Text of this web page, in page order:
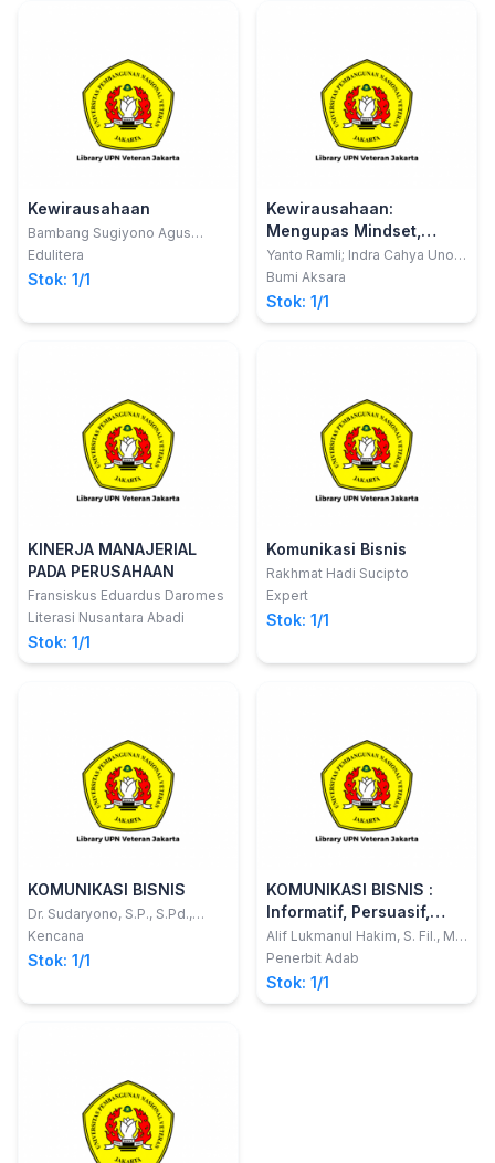
Kewirausahaan
Bambang Sugiyono Agus
Purwono; dkk
Edulitera
Stok: 1/1
Kewirausahaan:
Mengupas Mindset,
Strategi, Analisis,
Pengelolaan, dan Inovasi
dalam Berwirausaha
Yanto Ramli; Indra Cahya Uno;
Iim Rusyamsi
Bumi Aksara
Stok: 1/1
KINERJA MANAJERIAL
PADA PERUSAHAAN
Fransiskus Eduardus Daromes
Literasi Nusantara Abadi
Stok: 1/1
Komunikasi Bisnis
Rakhmat Hadi Sucipto
Expert
Stok: 1/1
KOMUNIKASI BISNIS
Dr. Sudaryono, S.P., S.Pd.,
M.Pd.
Kencana
Stok: 1/1
KOMUNIKASI BISNIS :
Informatif, Persuasif,
Kolaboratif dan Integratif
di Era Digital
Alif Lukmanul Hakim, S. Fil., M.
Phil. ; dkk
Penerbit Adab
Stok: 1/1